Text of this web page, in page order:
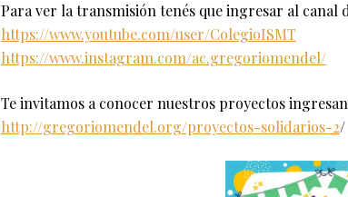
Para ver la transmisión tenés que ingresar al canal
https://www.youtube.com/user/ColegioISMT
https://www.instagram.com/ac.gregoriomendel/
Te invitamos a conocer nuestros proyectos
http://gregoriomendel.org/proyectos-solidarios-2/